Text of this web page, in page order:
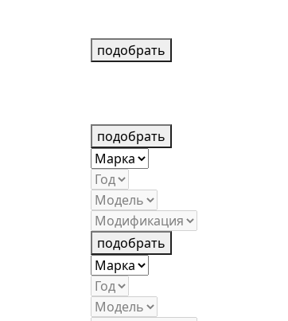
подобрать
подобрать
подобрать